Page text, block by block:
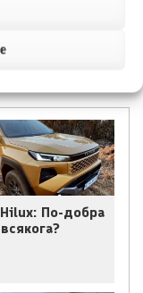
По-добра